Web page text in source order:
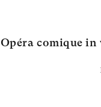
Opéra comique